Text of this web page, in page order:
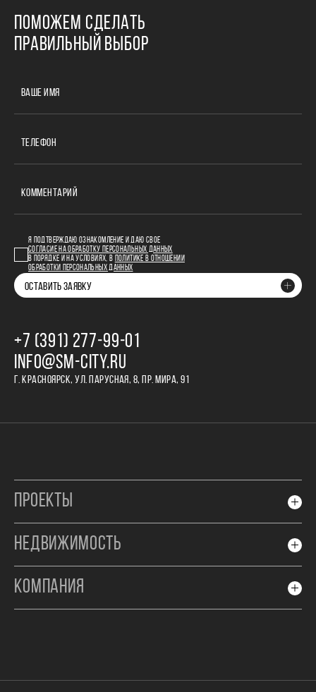
ПОМОЖЕМ СДЕЛАТЬ
ПРАВИЛЬНЫЙ ВЫБОР
ВАШЕ ИМЯ
ТЕЛЕФОН
КОММЕНТАРИЙ
Я ПОДТВЕРЖДАЮ ОЗНАКОМЛЕНИЕ И ДАЮ СВОЕ
СОГЛАСИЕ НА ОБРАБОТКУ ПЕРСОНАЛЬНЫХ ДАННЫХ
В ПОРЯДКЕ И НА УСЛОВИЯХ, В
ПОЛИТИКЕ В ОТНОШЕНИИ
ОБРАБОТКИ ПЕРСОНАЛЬНЫХ ДАННЫХ
ОСТАВИТЬ ЗАЯВКУ
+7 (391) 277‒99‒01
INFO@SM-CITY.RU
Г. КРАСНОЯРСК, УЛ. ПАРУСНАЯ, 8, ПР. МИРА, 91
ПРОЕКТЫ
НЕДВИЖИМОСТЬ
КОМПАНИЯ